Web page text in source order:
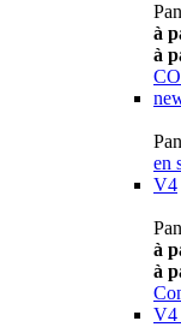
à
à
en
V4
à
à
V4